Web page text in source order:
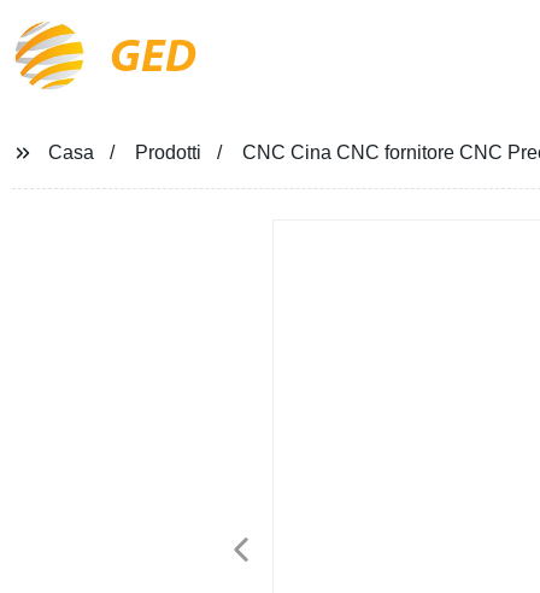
GED
Casa Prodotti CNC Cina CNC fornitore CNC